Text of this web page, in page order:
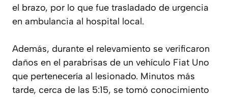
el brazo, por lo que fue trasladado de urgencia
en ambulancia al hospital local.
Además, durante el relevamiento se verificaron
daños en el parabrisas de un vehículo Fiat Uno
que pertenecería al lesionado. Minutos más
tarde, cerca de las 5:15, se tomó conocimiento